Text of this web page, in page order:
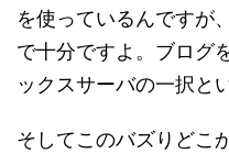
を使っているんですが
で十分ですよ。ブログ
ックスサーバの一択と
そしてこのバズりどこ